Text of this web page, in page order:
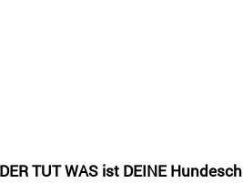
DER TUT WAS ist DEINE